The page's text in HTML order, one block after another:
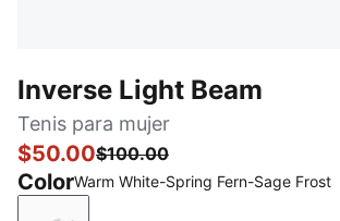
Inverse Light Beam
Tenis para mujer
$50.00$100.00
ColorWarm White-Spring Fern-Sage Frost